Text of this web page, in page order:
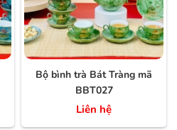
Bộ bình trà Bát Tràng mã
BBT027
Liên hệ